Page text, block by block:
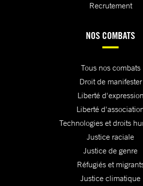
Recrutement
NOS COMBATS
Tous nos combats
Droit de manifester
Liberté d'expression
Liberté
Technologies et droits
Justice raciale
Justice de genre
Réfugiés et
Justice climatique